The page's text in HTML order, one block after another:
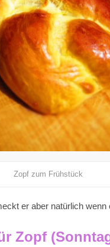
Zopf zum Frühstück
er aber natürlich wenn
Zopf